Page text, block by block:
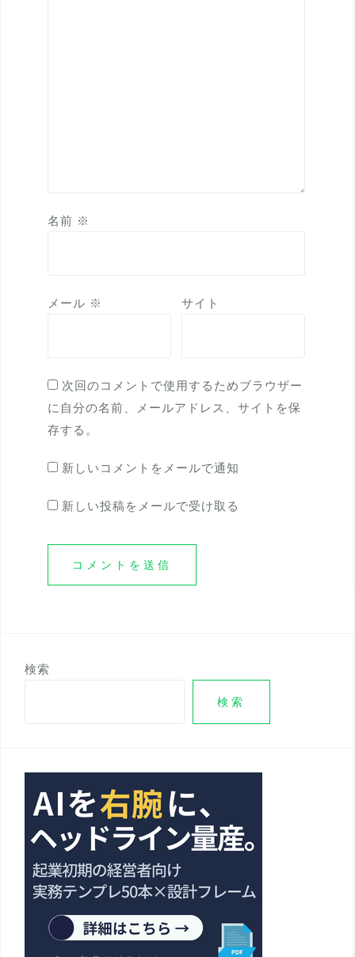
名前 ※
メール ※ サイト
次回のコメントで使用するためブラウザー
に自分の名前、メールアドレス、サイトを保
存する。
新しいコメントをメールで通知
新しい投稿をメールで受け取る
検索
検索